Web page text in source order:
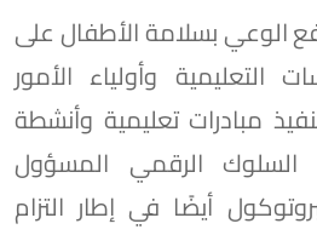
الوعي بسلامة الأطفال على
التعليمية وأولياء الأمور
مبادرات تعليمية وأنشطة
السلوك الرقمي المسؤول
أيضًا في إطار التزام